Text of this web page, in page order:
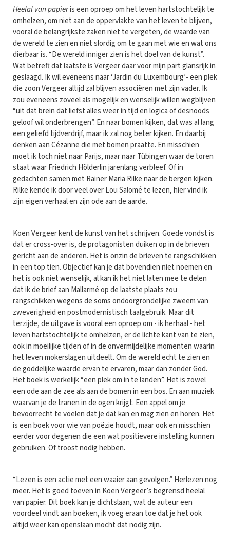
Heelal van papieris een oproep om het leven hartstochtelijk te
omhelzen, om niet aan de oppervlakte van het leven te blijven,
vooral de belangrijkste zaken niet te vergeten, de waarde van
de wereld te zien en niet slordig om te gaan met wie en wat ons
dierbaar is. “De wereld inniger zien is het doel van de kunst”.
Wat betreft dat laatste is Vergeer daar voor mijn part glansrijk in
geslaagd. Ik wil eveneens naar ‘Jardin du Luxembourg’- een plek
die zoon Vergeer altijd zal blijven associëren met zijn vader. Ik
zou eveneens zoveel als mogelijk en wenselijk willen wegblijven
“uit dat brein dat liefst alles weer in tijd en logica of desnoods
geloof wil onderbrengen”. En naar bomen kijken, dat was al lang
een geliefd tijdverdrijf, maar ik zal nog beter kijken. En daarbij
denken aan Cézanne die met bomen praatte. En misschien
moet ik toch niet naar Parijs, maar naar Tübingen waar de toren
staat waar Friedrich Hölderlin jarenlang verbleef. Of in
gedachten samen met Rainer Maria Rilke naar de bergen kijken.
Rilke kende ik door veel over Lou Salomé te lezen, hier vind ik
zijn eigen verhaal en zijn ode aan de aarde.
Koen Vergeer kent de kunst van het schrijven. Goede vondst is
dat er cross-over is, de protagonisten duiken op in de brieven
gericht aan de anderen. Het is onzin de brieven te rangschikken
in een top tien. Objectief kan je dat bovendien niet noemen en
het is ook niet wenselijk, al kan ik het niet laten mee te delen
dat ik de brief aan Mallarmé op de laatste plaats zou
rangschikken wegens de soms ondoorgrondelijke zweem van
zweverigheid en postmodernistisch taalgebruik. Maar dit
terzijde, de uitgave is vooral een oproep om - ik herhaal - het
leven hartstochtelijk te omhelzen, er de lichte kant van te zien,
ook in moeilijke tijden of in de onvermijdelijke momenten waarin
het leven mokerslagen uitdeelt. Om de wereld echt te zien en
de goddelijke waarde ervan te ervaren, maar dan zonder God.
Het boek is werkelijk “een plek om in te landen”. Het is zowel
een ode aan de zee als aan de bomen in een bos. En aan muziek
waarvan je de tranen in de ogen krijgt. Een appel om je
bevoorrecht te voelen dat je dat kan en mag zien en horen. Het
is een boek voor wie van poëzie houdt, maar ook en misschien
eerder voor degenen die een wat positievere instelling kunnen
gebruiken. Of troost nodig hebben.
“Lezen is een actie met een waaier aan gevolgen.” Herlezen nog
meer. Het is goed toeven in Koen Vergeer’s begrensd heelal
van papier. Dit boek kan je dichtslaan, wat de auteur een
voordeel vindt aan boeken, ik voeg eraan toe dat je het ook
altijd weer kan openslaan mocht dat nodig zijn.